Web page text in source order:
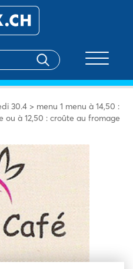
30.4 > menu 1 menu à 14,50 :
ou à 12,50 : croûte au fromage